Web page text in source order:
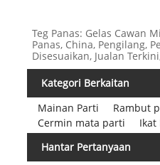
Teg Panas: Gelas Cawan
Panas, China, Pengilang,
Disesuaikan, Jualan
Kategori Berkaitan
Mainan Parti
Rambut
Cermin mata parti
Ikat
Hantar Pertanyaan